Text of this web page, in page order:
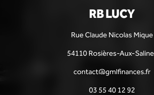
RB LUCY
Rue Claude Nicolas Mique
54110 Rosières-Aux-
contact@gmlfinances.fr
03 55 40 12 92